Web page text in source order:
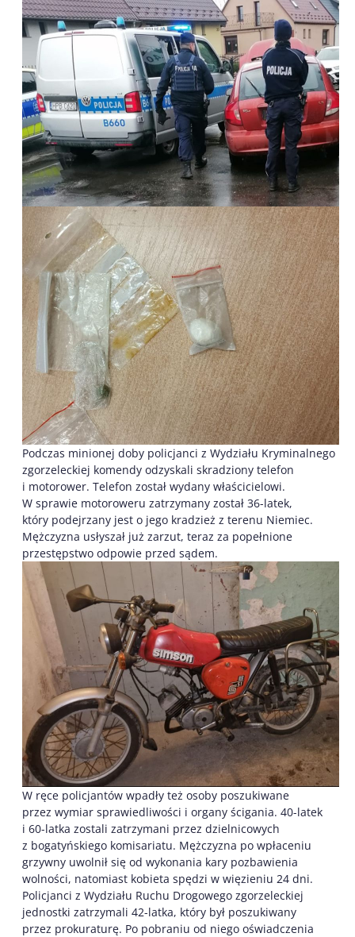
Podczas minionej doby policjanci z Wydziału Kryminalnego
zgorzeleckiej komendy odzyskali skradziony telefon
i motorower. Telefon został wydany właścicielowi.
W sprawie motoroweru zatrzymany został 36-latek,
który podejrzany jest o jego kradzież z terenu Niemiec.
Mężczyzna usłyszał już zarzut, teraz za popełnione
przestępstwo odpowie przed sądem.
W ręce policjantów wpadły też osoby poszukiwane
przez wymiar sprawiedliwości i organy ścigania. 40-latek
i 60-latka zostali zatrzymani przez dzielnicowych
z bogatyńskiego komisariatu. Mężczyzna po wpłaceniu
grzywny uwolnił się od wykonania kary pozbawienia
wolności, natomiast kobieta spędzi w więzieniu 24 dni.
Policjanci z Wydziału Ruchu Drogowego zgorzeleckiej
jednostki zatrzymali 42-latka, który był poszukiwany
przez prokuraturę. Po pobraniu od niego oświadczenia